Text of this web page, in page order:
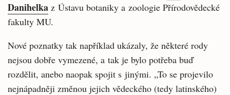
Danihelka z Ústavu botaniky a zoologie Přírodovědecké
fakulty MU.
Nové poznatky tak například ukázaly, že některé rody
nejsou dobře vymezené, a tak je bylo potřeba buď
rozdělit, anebo naopak spojit s jinými. „To se projevilo
nejnápadněji změnou jejich vědeckého (tedy latinského)